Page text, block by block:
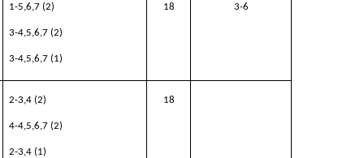
1-5,6,7 (2)
3-4,5,6,7 (2)
3-4,5,6,7 (1)
18 3-6
2-3,4 (2)
4-4,5,6,7 (2)
2-3,4 (1)
18